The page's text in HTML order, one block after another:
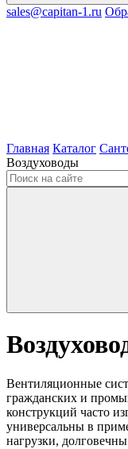
sales@capitan-1.ru
Главная Каталог
Воздуховоды
Вентиляционные
гражданских и
конструкций часто
универсальны в
нагрузки,